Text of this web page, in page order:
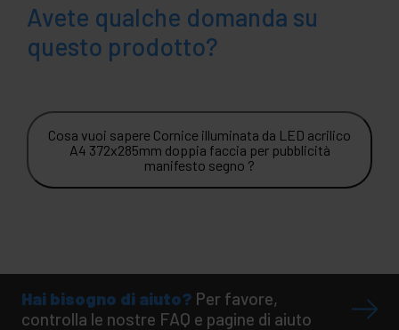
Avete qualche domanda su
questo prodotto?
Cosa vuoi sapere Cornice illuminata da LED acrilico
A4 372x285mm doppia faccia per pubblicità
manifesto segno ?
Hai bisogno di aiuto? Per favore,
controlla le nostre FAQ e pagine di aiuto